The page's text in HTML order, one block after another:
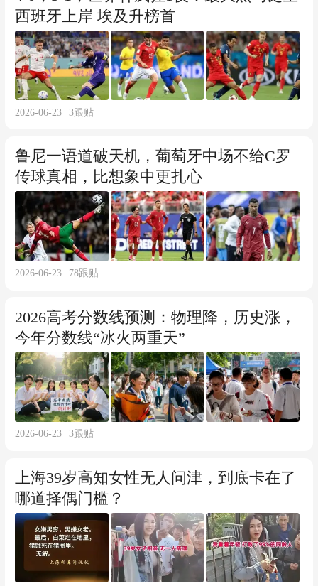
西班牙上岸 埃及升榜首
2026-06-23 3跟贴
鲁尼一语道破天机，葡萄牙中场不给C罗
传球真相，比想象中更扎心
2026-06-23 78跟贴
2026高考分数线预测：物理降，历史涨，
今年分数线“冰火两重天”
2026-06-23 3跟贴
上海39岁高知女性无人问津，到底卡在了
哪道择偶门槛？